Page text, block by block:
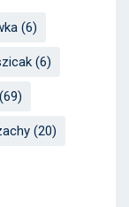
(6)
(6)
(69)
(20)